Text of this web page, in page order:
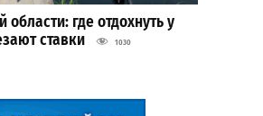
где отдохнуть у
ставки
1030